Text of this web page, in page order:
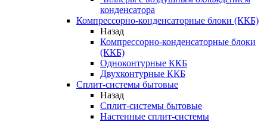
конденсатора
Компрессорно-конденсаторные блоки (ККБ)
Назад
Компрессорно-конденсаторные блоки
(ККБ)
Одноконтурные ККБ
Двухконтурные ККБ
Сплит-системы бытовые
Назад
Сплит-системы бытовые
Настенные сплит-системы